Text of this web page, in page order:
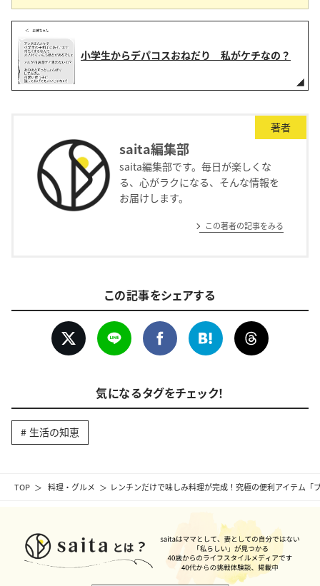
TOP 料理・グルメ レンチンだけで味しみ料理が完成！究極の便利アイテム
小学生からデパコスおねだり 私がケチなの？
著者
saita編集部
saita編集部です。毎日が楽しくな
る、心がラクになる、そんな情報を
お届けします。
この著者の記事をみる
この記事をシェアする
気になるタグをチェック！
生活の知恵